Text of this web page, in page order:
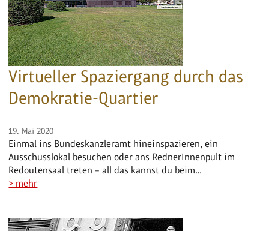
Virtueller Spaziergang durch das
Demokratie-Quartier
19. Mai 2020
Einmal ins Bundeskanzleramt hineinspazieren, ein
Ausschusslokal besuchen oder ans RednerInnenpult im
Redoutensaal treten – all das kannst du beim…
> mehr